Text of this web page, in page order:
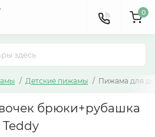
0
Детские пижамы Пижама для
брюки+рубашка